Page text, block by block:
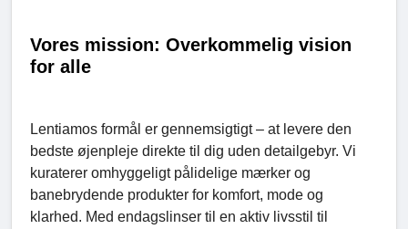
Vores mission: Overkommelig vision
for alle
Lentiamos formål er gennemsigtigt – at levere den
bedste øjenpleje direkte til dig uden detailgebyr. Vi
kuraterer omhyggeligt pålidelige mærker og
banebrydende produkter for komfort, mode og
klarhed. Med endagslinser til en aktiv livsstil til